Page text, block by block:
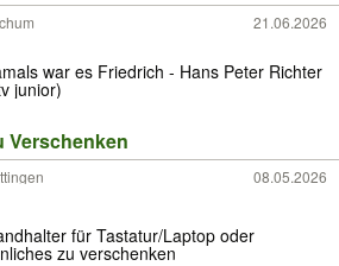
21.06.2026
war es Friedrich - Hans Peter Richter
junior)
Verschenken
08.05.2026
für Tastatur/Laptop oder
zu verschenken